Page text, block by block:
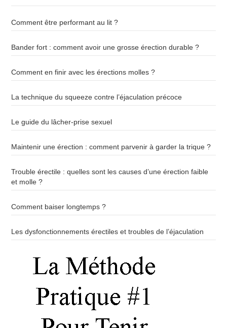
Comment être performant au lit ?
Bander fort : comment avoir une grosse érection durable ?
Comment en finir avec les érections molles ?
La technique du squeeze contre l’éjaculation précoce
Le guide du lâcher-prise sexuel
Maintenir une érection : comment parvenir à garder la trique ?
Trouble érectile : quelles sont les causes d’une érection faible
et molle ?
Comment baiser longtemps ?
Les dysfonctionnements érectiles et troubles de l’éjaculation